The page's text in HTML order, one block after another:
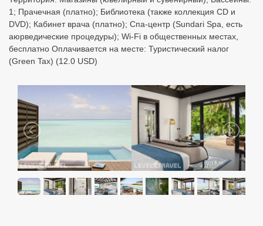
1; Прачечная (платно); Библиотека (также коллекция CD и
DVD); Кабинет врача (платно); Спа-центр (Sundari Spa, есть
аюрведические процедуры); Wi-Fi в общественных местах,
бесплатно Оплачивается на месте: Туристический налог
(Green Tax) (12.0 USD)